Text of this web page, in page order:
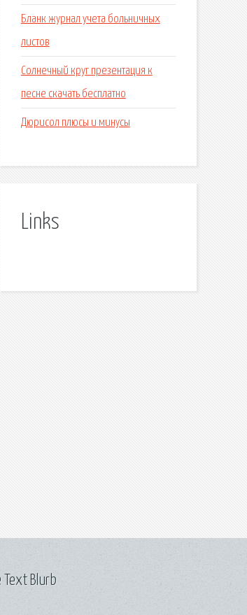
Бланк журнал учета больничных
листов
Солнечный круг презентация к
песне скачать бесплатно
Дюрисол плюсы и минусы
Links
Text Blurb